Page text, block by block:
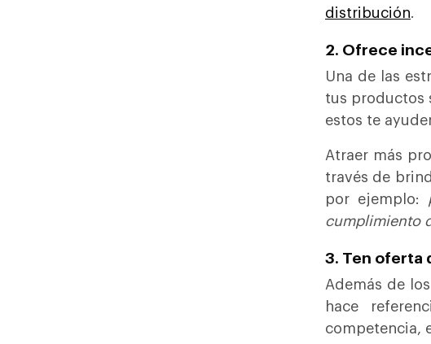
distribución.
2. Ofrece
Una de las
tus productos
estos te
Atraer más
través de
por ejemplo:
cumplimiento
3. Ten oferta
Además de
hace
competencia,